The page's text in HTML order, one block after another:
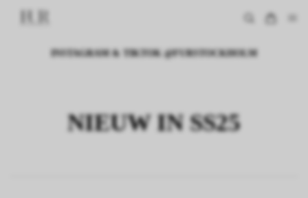
INSTAGRAM & TIKTOK @FURSTOCKHOLM
NIEUW IN SS25